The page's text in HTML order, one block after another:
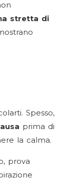
stretta di
Spesso,
prima di
la calma.
prova